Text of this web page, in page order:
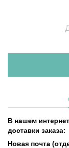
В нашем
доставки заказа:
Новая почта